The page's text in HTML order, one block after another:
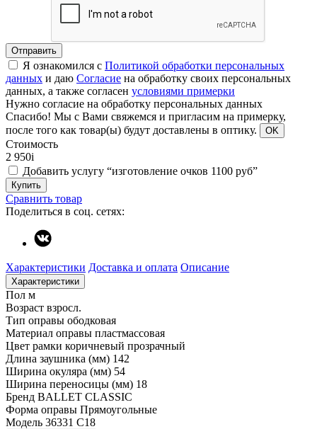
Отправить
Я ознакомился с Политикой обработки персональных
данных и даю Согласие на обработку своих персональных
данных, а также согласен условиями примерки
Нужно согласие на обработку персональных данных
Спасибо! Мы с Вами свяжемся и пригласим на примерку,
после того как товар(ы) будут доставлены в оптику.
OK
Стоимость
2 950i
Добавить услугу “изготовление очков 1100 руб”
Купить
Сравнить товар
Поделиться в соц. сетях:
Характеристики Доставка и оплата Описание
Характеристики
Пол м
Возраст взросл.
Тип оправы ободковая
Материал оправы пластмассовая
Цвет рамки коричневый прозрачный
Длина заушника (мм) 142
Ширина окуляра (мм) 54
Ширина переносицы (мм) 18
Бренд BALLET CLASSIC
Форма оправы Прямоугольные
Модель 36331 С18